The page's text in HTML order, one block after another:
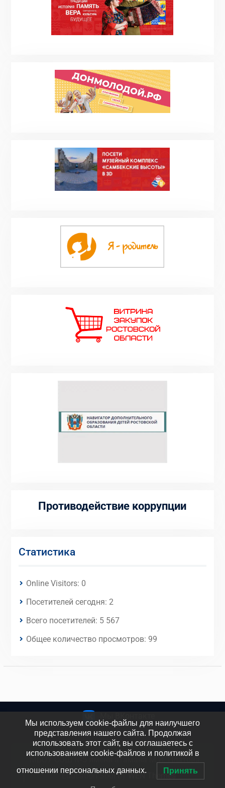
Противодействие коррупции
Статистика
Online Visitors: 0
Посетителей сегодня: 2
Всего посетителей: 5 567
Общее количество просмотров: 99
МБОУ СОШ №5 имени атамана М.И. Платова
Education Soul byWEN Themes
Мы используем cookie-файлы для наилучшего
представления нашего сайта. Продолжая
использовать этот сайт, вы соглашаетесь с
использованием cookie-файлов и политикой в
отношении персональных данных. Принять